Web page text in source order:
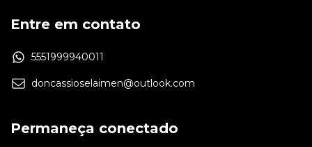
Entre em contato
5551999940011
doncassioselaimen@outlook.com
Permaneça conectado